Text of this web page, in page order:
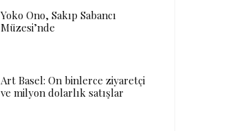
Yoko Ono, Sakıp Sabancı
Müzesi’nde
Art Basel: On binlerce ziyaretçi
ve milyon dolarlık satışlar